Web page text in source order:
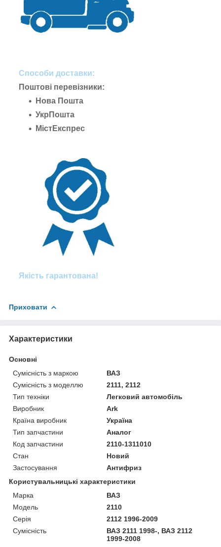
Способи доставки:
Поштові перевізники:
Нова Пошта
УкрПошта
МістЕкспрес
Якість гарантована!
Приховати
Характеристики
Основні
Сумісність з маркою
ВАЗ
Сумісність з моделлю
2111, 2112
Тип техніки
Легковий автомобіль
Виробник
Ark
Країна виробник
Україна
Тип запчастини
Аналог
Код запчастини
2110-1311010
Стан
Новий
Застосування
Антифриз
Користувальницькі характеристики
Марка
ВАЗ
Модель
2110
Серія
2112 1996-2009
Сумісність
ВАЗ 2111 1998-, ВАЗ 2112
1999-2008